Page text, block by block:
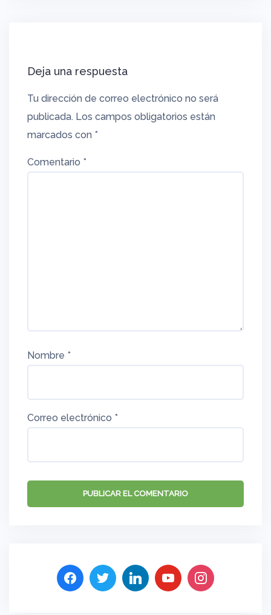
Deja una respuesta
Tu dirección de correo electrónico no será
publicada. Los campos obligatorios están
marcados con *
Comentario *
Nombre *
Correo electrónico *